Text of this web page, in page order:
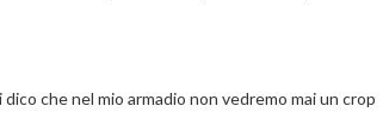
che nel mio armadio non vedremo mai un crop